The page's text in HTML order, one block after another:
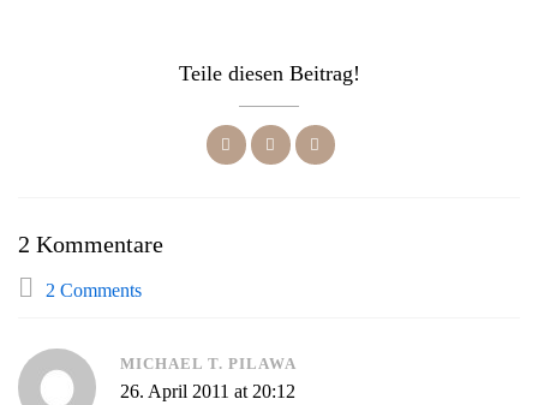
Teile diesen Beitrag!
2 Kommentare
2 Comments
MICHAEL T. PILAWA
26. April 2011 at 20:12